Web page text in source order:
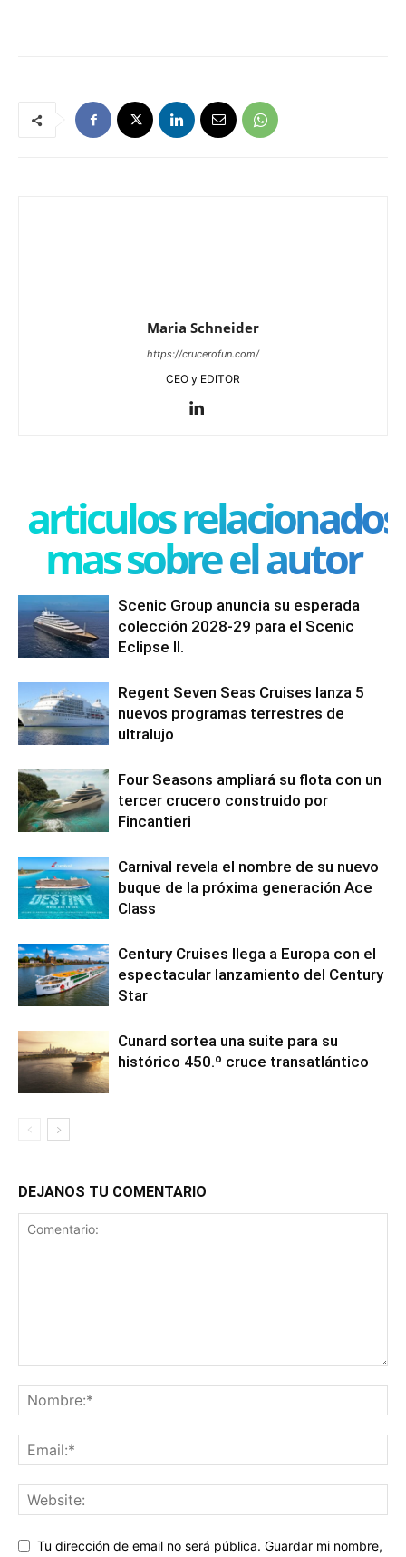
Maria Schneider
https://crucerofun.com/
CEO y EDITOR
articulos relacionados
mas sobre el autor
Scenic Group anuncia su esperada
colección 2028-29 para el Scenic
Eclipse II.
Regent Seven Seas Cruises lanza 5
nuevos programas terrestres de
ultralujo
Four Seasons ampliará su flota con un
tercer crucero construido por
Fincantieri
Carnival revela el nombre de su nuevo
buque de la próxima generación Ace
Class
Century Cruises llega a Europa con el
espectacular lanzamiento del Century
Star
Cunard sortea una suite para su
histórico 450.º cruce transatlántico
DEJANOS TU COMENTARIO
Tu dirección de email no será pública. Guardar mi nombre,